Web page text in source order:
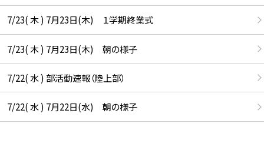
7/23( 木 ) 7月23日(木) １学期終業式
7/23( 木 ) 7月23日(木) 朝の様子
7/22( 水 ) 部活動速報（陸上部）
7/22( 水 ) 7月22日(水) 朝の様子